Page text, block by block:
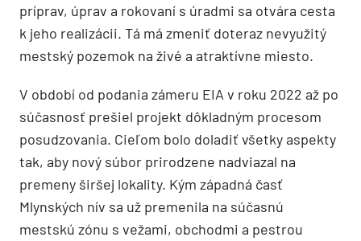
príprav, úprav a rokovaní s úradmi sa otvára cesta
k jeho realizácii. Tá má zmeniť doteraz nevyužitý
mestský pozemok na živé a atraktívne miesto.
V období od podania zámeru EIA v roku 2022 až po
súčasnosť prešiel projekt dôkladným procesom
posudzovania. Cieľom bolo doladiť všetky aspekty
tak, aby nový súbor prirodzene nadviazal na
premeny širšej lokality. Kým západná časť
Mlynských nív sa už premenila na súčasnú
mestskú zónu s vežami, obchodmi a pestrou